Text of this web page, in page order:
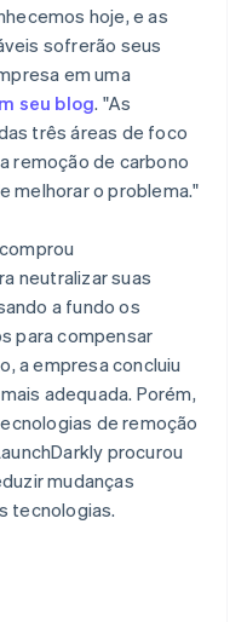
hoje, e as
sofrerão seus
em uma
seu blog. "As
três áreas de foco
remoção de carbono
melhorar o problema."
neutralizar suas
a fundo os
para compensar
a empresa concluiu
adequada. Porém,
de remoção
procurou
mudanças
tecnologias.